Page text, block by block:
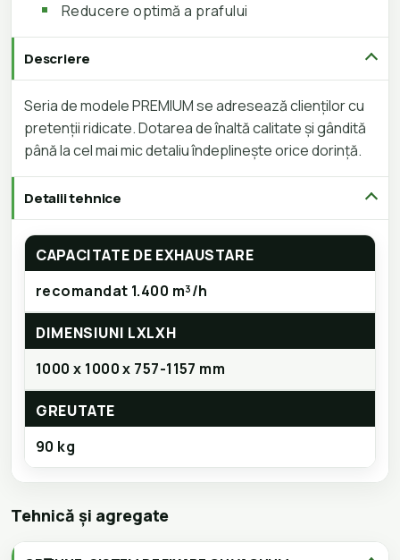
Reducere optimă a prafului
Descriere
Seria de modele PREMIUM se adresează clienților cu
pretenții ridicate. Dotarea de înaltă calitate și gândită
până la cel mai mic detaliu îndeplinește orice dorință.
Detalii tehnice
CAPACITATE DE EXHAUSTARE
recomandat 1.400 m³/h
DIMENSIUNI LXLXH
1000 x 1000 x 757-1157 mm
GREUTATE
90 kg
Tehnică și agregate